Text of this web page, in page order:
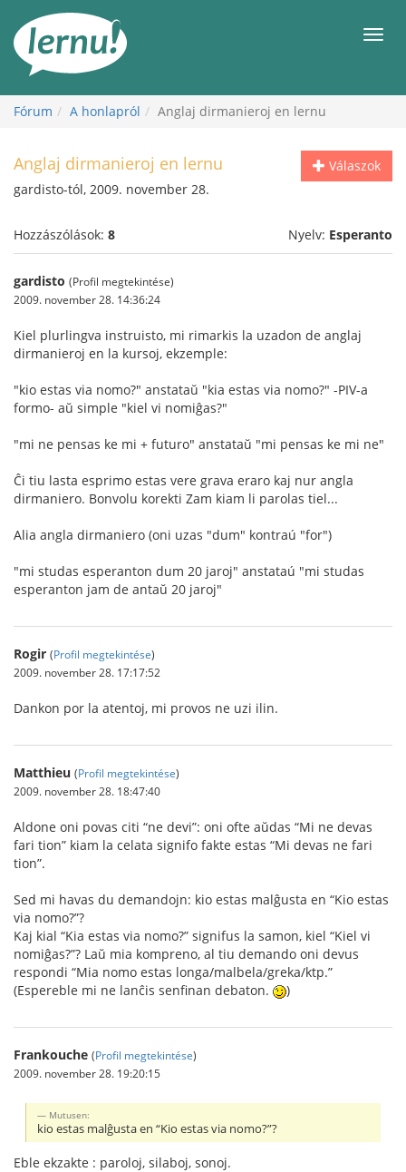
Fórum A honlapról Anglaj dirmanieroj en lernu
Válaszok
Anglaj dirmanieroj en lernu
gardisto-tól, 2009. november 28.
Hozzászólások: 8 Nyelv: Esperanto
gardisto (Profil megtekintése)
2009. november 28. 14:36:24
Kiel plurlingva instruisto, mi rimarkis la uzadon de anglaj
dirmanieroj en la kursoj, ekzemple:
"kio estas via nomo?" anstataŭ "kia estas via nomo?" -PIV-a
formo- aŭ simple "kiel vi nomiĝas?"
"mi ne pensas ke mi + futuro" anstataŭ "mi pensas ke mi ne"
Ĉi tiu lasta esprimo estas vere grava eraro kaj nur angla
dirmaniero. Bonvolu korekti Zam kiam li parolas tiel...
Alia angla dirmaniero (oni uzas "dum" kontraú "for")
"mi studas esperanton dum 20 jaroj" anstataú "mi studas
esperanton jam de antaŭ 20 jaroj"
Rogir (Profil megtekintése)
2009. november 28. 17:17:52
Dankon por la atentoj, mi provos ne uzi ilin.
Matthieu (Profil megtekintése)
2009. november 28. 18:47:40
Aldone oni povas citi “ne devi”: oni ofte aŭdas “Mi ne devas
fari tion” kiam la celata signifo fakte estas “Mi devas ne fari
tion”.
Sed mi havas du demandojn: kio estas malĝusta en “Kio estas
via nomo?”?
Kaj kial “Kia estas via nomo?” signifus la samon, kiel “Kiel vi
nomiĝas?”? Laŭ mia kompreno, al tiu demando oni devus
respondi “Mia nomo estas longa/malbela/greka/ktp.”
(Espereble mi ne lanĉis senfinan debaton.
)
Frankouche (Profil megtekintése)
2009. november 28. 19:20:15
Mutusen:
kio estas malĝusta en “Kio estas via nomo?”?
Eble ekzakte : paroloj, silaboj, sonoj.